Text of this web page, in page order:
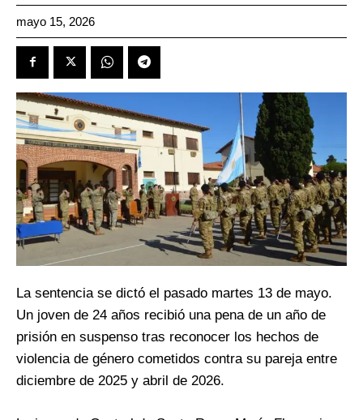
mayo 15, 2026
La sentencia se dictó el pasado martes 13 de mayo.
Un joven de 24 años recibió una pena de un año de
prisión en suspenso tras reconocer los hechos de
violencia de género cometidos contra su pareja entre
diciembre de 2025 y abril de 2026.